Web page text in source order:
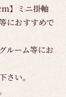
】ミニ掛軸
におすすめで
ルーム等にお
い。